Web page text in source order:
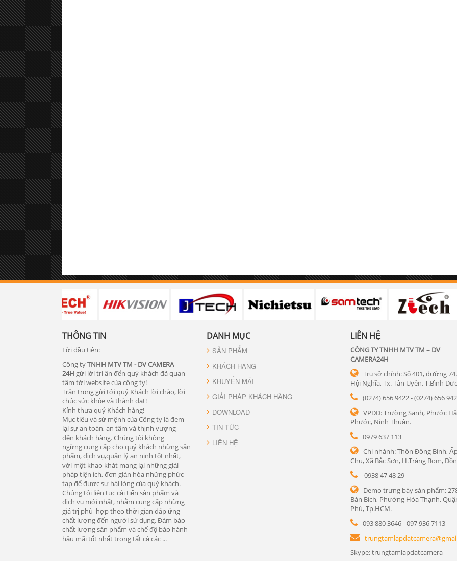
THÔNG TIN
Lời đầu tiên:
Công tyTNHH MTV TM - DV CAMERA
24H gửi lời tri ân đến quý khách đã quan
tâm tới website của công ty!
Trân trọng gửi tới quý Khách lời chào, lời
chúc sức khỏe và thành đạt!
Kính thưa quý Khách hàng!
Mục tiêu và sứ mệnh của Công ty là đem
lại sự an toàn, an tâm và thịnh vượng
đến khách hàng. Chúng tôi không
ngừng cung cấp cho quý khách những sản
phẩm, dịch vụ,quản lý an ninh tốt nhất,
với một khao khát mang lại những giải
pháp tiện ích, đơn giản hóa những phức
tạp để được sự hài lòng của quý khách.
Chúng tôi liên tuc cải tiến sản phẩm và
dịch vụ mới nhất, nhằm cung cấp những
giá trị phù hợp theo thời gian đáp ứng
chất lượng đến người sử dụng. Đảm bảo
chất lượng sản phẩm và chế độ bảo hành
hậu mãi tốt nhất trong tất cả các ...
DANH MỤC
SẢN PHẨM
KHÁCH HÀNG
KHUYẾN MÃI
GIẢI PHÁP KHÁCH HÀNG
DOWNLOAD
TIN TỨC
LIÊN HỆ
LIÊN HỆ
CÔNG TY TNHH MTV TM – DV
CAMERA24H
Trụ sở chính: Số 401, đường
Hội Nghĩa, Tx. Tân Uyên, T.Bình
(0274) 656 9422 - (0274) 656
VPDĐ: Trường Sanh, Phước
Phước, Ninh Thuận.
0979 637 113
Chi nhánh: Thôn Đông Bình,
Chu, Xã Bắc Sơn, H.Trảng Bom,
0938 47 48 29
Demo trưng bày sản phẩm:
Bán Bích, Phường Hòa Thạnh,
Phú, Tp.HCM.
093 880 3646 - 097 936 7113
Skype: trungtamlapdatcamera